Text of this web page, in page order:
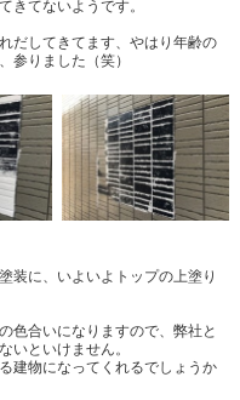
きてないようです。
だしてきてます、やはり年齢の
参りました（笑）
装に、いよいよトップの上塗り
色合いになりますので、弊社と
いといけません。
建物になってくれるでしょうか